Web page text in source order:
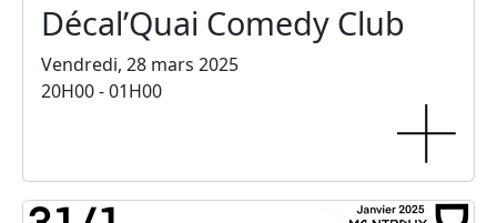
Décal’Quai Comedy Club
Vendredi, 28 mars 2025
20H00 - 01H00